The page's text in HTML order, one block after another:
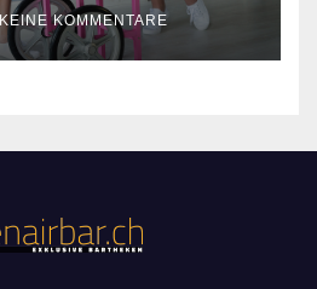
KEINE KOMMENTARE